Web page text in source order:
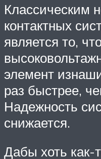
Классическим
контактных
является то,
элемент
раз быстрее,
Надежность
снижается.
Дабы хоть как-